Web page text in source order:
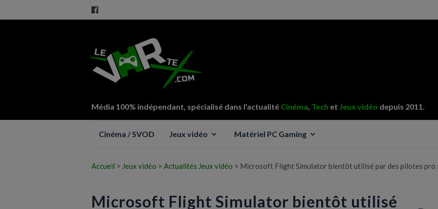
Média 100% indépendant, spécialisé dans l'actualité Cinéma, Tech et Jeux vidéo depuis 2011.
Cinéma / SVOD Jeux vidéo Matériel PC Gaming
Accueil > Jeux vidéo > Actualités Jeux vidéo > Microsoft Flight Simulator bientôt utilisé par des pilotes pro
Microsoft Flight Simulator bientôt utilisé